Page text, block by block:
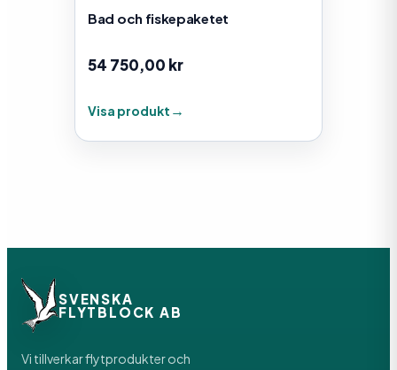
Bad och fiskepaketet
54 750,00 kr
Visa produkt
SVENSKA
FLYTBLOCK AB
Vi tillverkar flytprodukter och